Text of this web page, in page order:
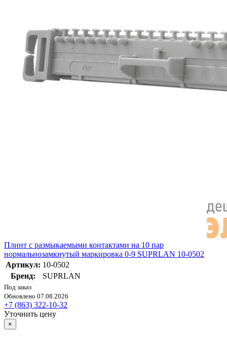
Плинт с размыкаемыми контактами на 10 пар
нормальнозамкнутый маркировка 0-9 SUPRLAN 10-0502
Артикул: 10-0502
Бренд:
SUPRLAN
Под заказ
Обновлено 07.08.2026
+7 (863) 322-10-32
Уточнить цену
×